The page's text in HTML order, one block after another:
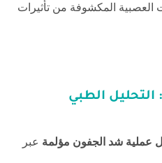
العصبية المكشوفة من تأثيرات
التحليل الطبي
عملية شد الجفون مؤلمة عبر